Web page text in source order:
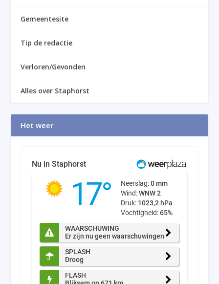
Gemeentesite
Tip de redactie
Verloren/Gevonden
Alles over Staphorst
Het weer